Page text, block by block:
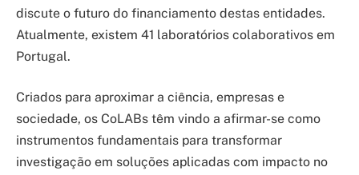
discute o futuro do financiamento destas entidades.
Atualmente, existem 41 laboratórios colaborativos em
Portugal.
Criados para aproximar a ciência, empresas e
sociedade, os CoLABs têm vindo a afirmar-se como
instrumentos fundamentais para transformar
investigação em soluções aplicadas com impacto no